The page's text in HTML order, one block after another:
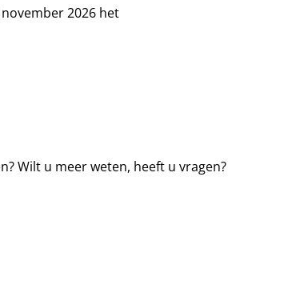
2026 het
Wilt u meer weten, heeft u vragen?